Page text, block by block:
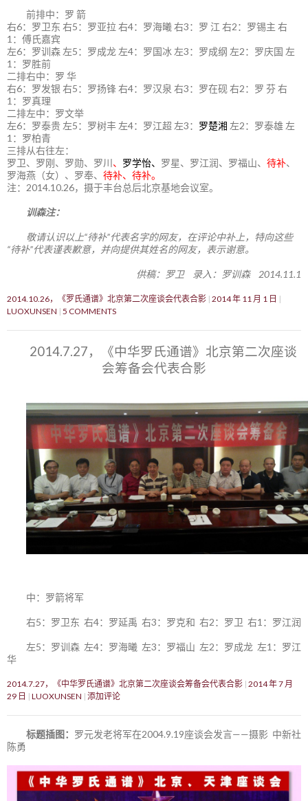
前排中：罗 箭
右6：罗卫东 右5：罗亚拉 右4：罗海曦 右3：罗 江 右2：罗锡主 右
1：傅氏嘉宾
左6：罗训森 左5：罗成龙 左4：罗国冰 左3：罗成纲 左2：罗庆国 左
1：罗胜前
二排右中：罗 华
右6：罗发银 右5：罗扬锋 右4：罗汉泉 右3：罗在砚 右2：罗 芬 右
1：罗真理
二排左中：罗文举
左6：罗泰贵 左5：罗树丰 左4：罗江超 左3： 罗楚湘 左2：罗泰雄 左
1：罗柏青
三排从右往左：
罗卫、罗刚、罗勋、罗川 、 罗学怡、 罗星、罗江润、罗福山、 待补、
罗海燕（女）、罗奉、 待补、待补。
注：2014.10.26，摄于丰台总后北京基地会议室。
训森注：
敬请认识以上“待补”代表名字的网友，在评论中补上，特向这些
“待补”代表谨表歉意，并向提供其姓名的网友，表示谢意。
供稿：罗卫 录入：罗训森 2014.11.1
2014.10.26，《罗氏通谱》北京第二次座谈会代表合影 2014 年 11 月 1 日
LUOXUNSEN 5 COMMENTS
2014.7.27，《中华罗氏通谱》北京第二次座谈
会筹备会代表合影
中：罗箭将军
右5：罗卫东 右4：罗延禹 右3：罗克和 右2：罗卫 右1：罗江润
左5：罗训森 左4：罗海曦 左3：罗福山 左2：罗成龙 左1：罗江
华
2014.7.27，《中华罗氏通谱》北京第二次座谈会筹备会代表合影 2014 年 7 月
29 日
LUOXUNSEN 添加评论
标题插图： 罗元发老将军在2004.9.19座谈会发言——摄影 中新社
陈勇